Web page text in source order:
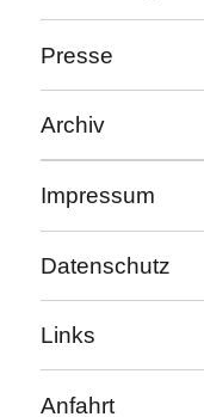
Presse
Archiv
Impressum
Datenschutz
Links
Anfahrt